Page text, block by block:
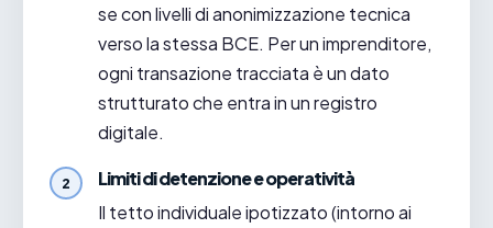
se con livelli di anonimizzazione tecnica
verso la stessa BCE. Per un imprenditore,
ogni transazione tracciata è un dato
strutturato che entra in un registro
digitale.
Limiti di detenzione e operatività
Il tetto individuale ipotizzato (intorno ai